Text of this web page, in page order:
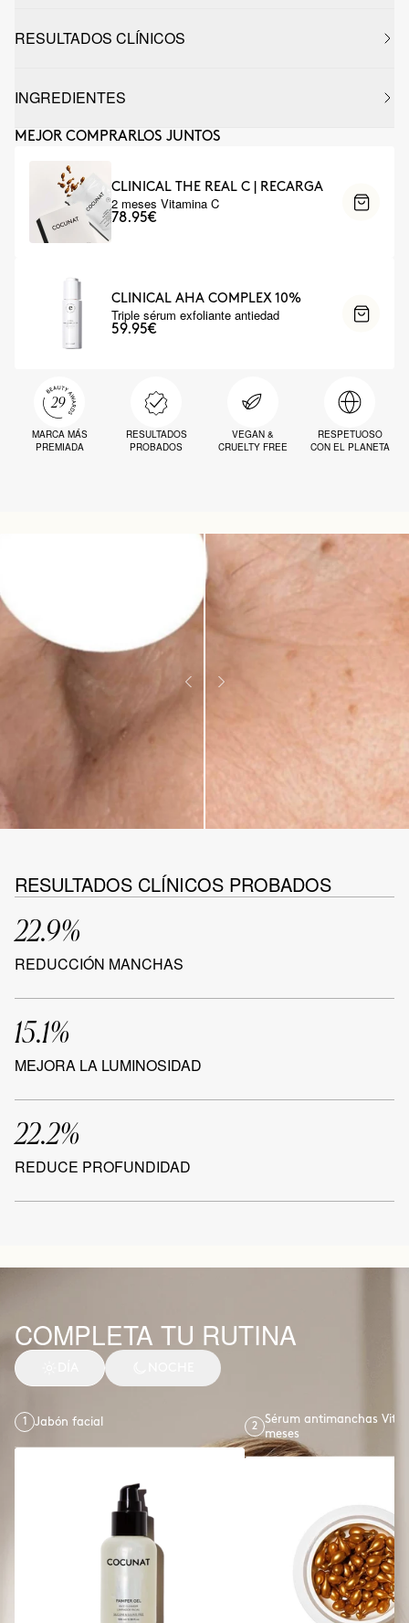
RESULTADOS CLÍNICOS
INGREDIENTES
MEJOR COMPRARLOS JUNTOS
CLINICAL THE REAL C | RECARGA
2 meses Vitamina C
78.95€
CLINICAL AHA COMPLEX 10%
Triple sérum exfoliante antiedad
59.95€
MARCA MÁS
PREMIADA
RESULTADOS
PROBADOS
VEGAN &
CRUELTY FREE
RESPETUOSO
CON EL PLANETA
RESULTADOS CLÍNICOS PROBADOS
22.9%
REDUCCIÓN MANCHAS
15.1%
MEJORA LA LUMINOSIDAD
22.2%
REDUCE PROFUNDIDAD
COMPLETA TU RUTINA
1 Jabón facial 2
Sérum antimanchas
meses